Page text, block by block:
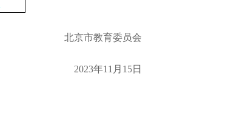
北京市教育委员会
2023年11月15日